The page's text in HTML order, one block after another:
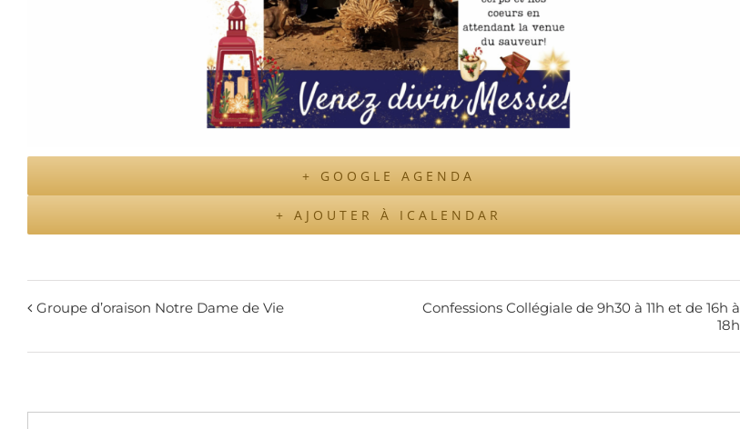
+ GOOGLE AGENDA
+ AJOUTER À ICALENDAR
Groupe d’oraison Notre Dame de Vie
Confessions Collégiale de 9h30 à 11h et de 16h à
18h